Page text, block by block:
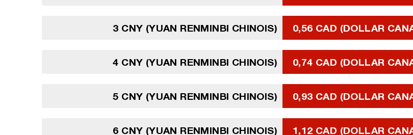
3 CNY (YUAN RENMINBI CHINOIS) 0,56 CAD (DOLLAR
4 CNY (YUAN RENMINBI CHINOIS) 0,74 CAD (DOLLAR
5 CNY (YUAN RENMINBI CHINOIS) 0,93 CAD (DOLLAR
6 CNY (YUAN RENMINBI CHINOIS) 1,12 CAD (DOLLAR